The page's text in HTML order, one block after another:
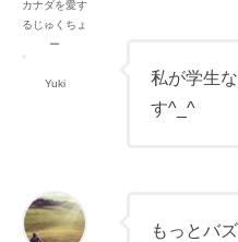
カナダを愛す
るじゅくちょ
ー
Yuki
私が学生
す^_^
もっとバ